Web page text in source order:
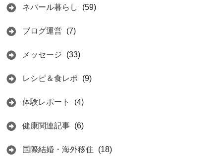
ネパール暮らし (59)
ブログ運営 (7)
メッセージ (33)
レシピ＆食レポ (9)
体験レポート (4)
健康関連記事 (6)
国際結婚・海外移住 (18)